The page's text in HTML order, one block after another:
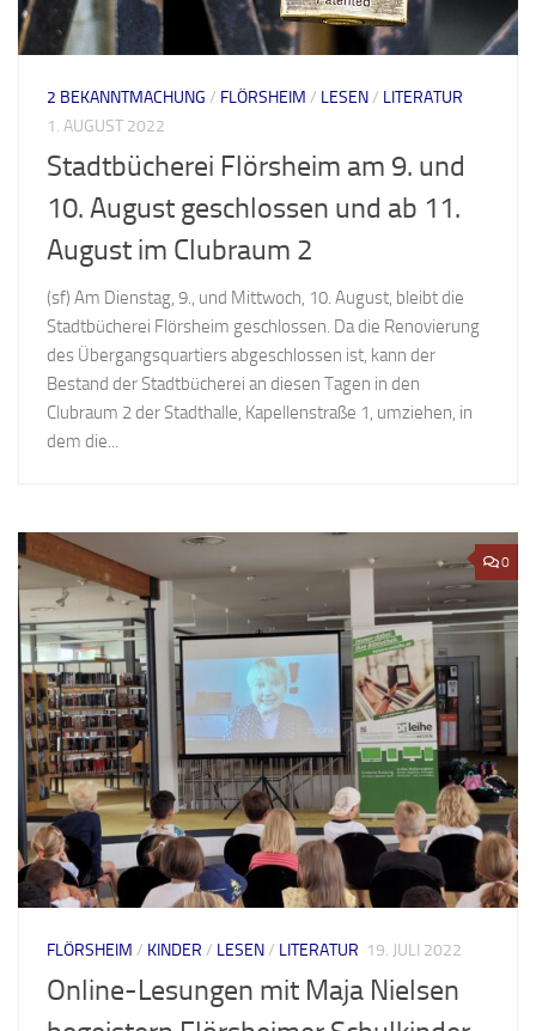
2 BEKANNTMACHUNG / FLÖRSHEIM / LESEN/ LITERATUR
1. AUGUST 2022
Stadtbücherei Flörsheim am 9. und
10. August geschlossen und ab 11.
August im Clubraum 2
(sf) Am Dienstag, 9., und Mittwoch, 10. August, bleibt die
Stadtbücherei Flörsheim geschlossen. Da die Renovierung
des Übergangsquartiers abgeschlossen ist, kann der
Bestand der Stadtbücherei an diesen Tagen in den
Clubraum 2 der Stadthalle, Kapellenstraße 1, umziehen, in
dem die...
0
FLÖRSHEIM / KINDER / LESEN/ LITERATUR 19. JULI 2022
Online-Lesungen mit Maja Nielsen